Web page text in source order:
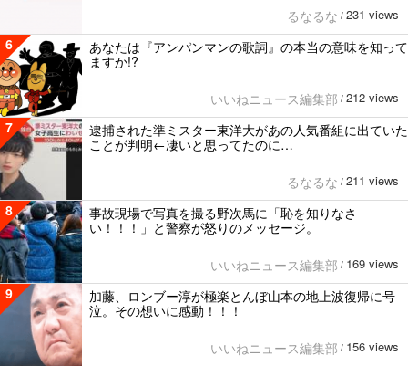
るなるな / 231 views
6
あなたは『アンパンマンの歌詞』の本当の意味を知って
ますか!?
いいねニュース編集部 / 212 views
7
逮捕された準ミスター東洋大があの人気番組に出ていた
ことが判明←凄いと思ってたのに…
るなるな / 211 views
8
事故現場で写真を撮る野次馬に「恥を知りなさ
い！！！」と警察が怒りのメッセージ。
いいねニュース編集部 / 169 views
9
加藤、ロンブー淳が極楽とんぼ山本の地上波復帰に号
泣。その想いに感動！！！
いいねニュース編集部 / 156 views